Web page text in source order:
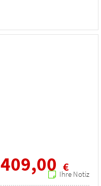
409,00 €
Ihre Notiz